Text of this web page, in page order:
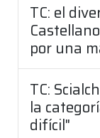
TC: el
por una
TC:
la
difícil"